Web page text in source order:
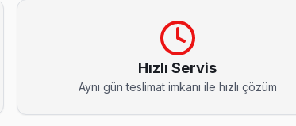
donuyorsa bu bilinen bir yazılım sorunu. Teknik
tercih ediyor: şeffaf fiyat, yazılı garanti, aynı gün
Hızlı Servis
Aynı gün teslimat imkanı ile hızlı çözüm